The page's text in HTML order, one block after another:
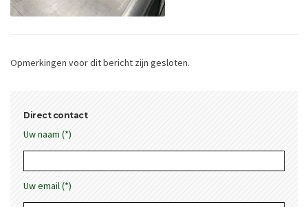
Opmerkingen voor dit bericht zijn gesloten.
Direct contact
Uw naam (*)
Uw email (*)